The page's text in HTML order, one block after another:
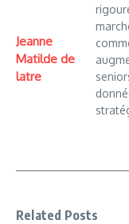
Jeanne
Matilde de
latre
Related Posts